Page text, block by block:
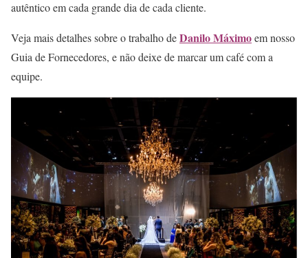
autêntico em cada grande dia de cada cliente.
Veja mais detalhes sobre o trabalho deDanilo Máximoem nosso
Guia de Fornecedores, e não deixe de marcar um café com a
equipe.